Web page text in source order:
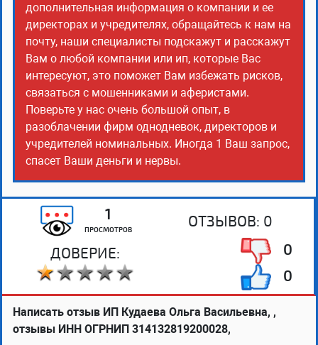
дополнительная информация о компании и ее
директорах и учредителях, обращайтесь к нам на
почту, наши специалисты подскажут и расскажут
Вам о любой компании или ип, которые Вас
интересуют, это поможет Вам избежать рисков,
связаться с мошенниками и аферистами.
Поверьте у нас очень большой опыт, в
разоблачении фирм однодневок, директоров и
учредителей номинальных. Иногда 1 Ваш запрос,
спасет Ваши деньги и нервы.
1
ПРОСМОТРОВ
ОТЗЫВОВ: 0
ДОВЕРИЕ:
0
0
Написать отзыв ИП Кудаева Ольга Васильевна, ,
отзывы ИНН ОГРНИП 314132819200028,